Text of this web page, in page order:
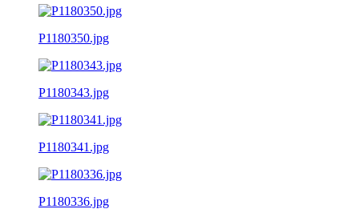
P1180350.jpg
P1180343.jpg
P1180341.jpg
P1180336.jpg